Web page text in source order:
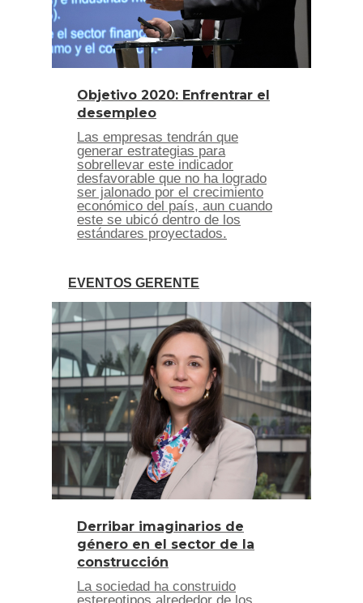
Objetivo 2020: Enfrentrar el
desempleo
Las empresas tendrán que
generar estrategias para
sobrellevar este indicador
desfavorable que no ha logrado
ser jalonado por el crecimiento
económico del país, aun cuando
este se ubicó dentro de los
estándares proyectados.
EVENTOS GERENTE
Derribar imaginarios de
género en el sector de la
construcción
La sociedad ha construido
estereotipos alrededor de los